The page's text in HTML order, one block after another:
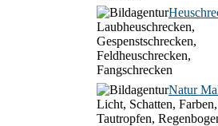
Laubheuschrecken,
Gespenstschrecken,
Feldheuschrecken,
Fangschrecken
Natur
Licht, Schatten,
Tautropfen,